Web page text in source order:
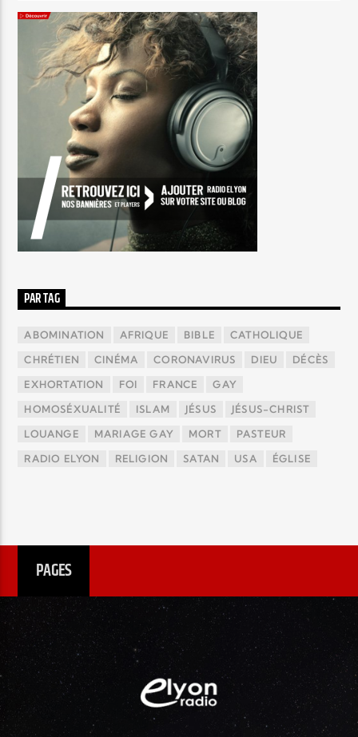
PAR TAG
ABOMINATION AFRIQUE BIBLE CATHOLIQUE
CHRÉTIEN CINÉMA CORONAVIRUS DIEU DÉCÈS
EXHORTATION FOI FRANCE GAY
HOMOSÉXUALITÉ ISLAM JÉSUS JÉSUS-CHRIST
LOUANGE MARIAGE GAY MORT PASTEUR
RADIO ELYON RELIGION SATAN USA ÉGLISE
PAGES